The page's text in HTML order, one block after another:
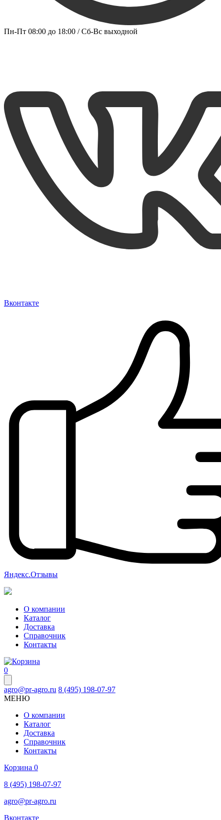
Пн-Пт 08:00 до 18:00 / Сб-Вс выходной
Вконтакте
Яндекс.Отзывы
О компании
Каталог
Доставка
Справочник
Контакты
0
agro@pr-agro.ru 8 (495) 198-07-97
МЕНЮ
О компании
Каталог
Доставка
Справочник
Контакты
Корзина 0
8 (495) 198-07-97
agro@pr-agro.ru
Вконтакте